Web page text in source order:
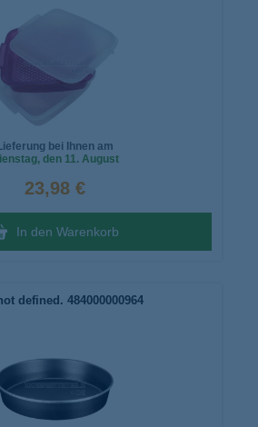
Lieferung bei Ihnen am
, den 11. August
23,98 €
In den Warenkorb
defined. 484000000964